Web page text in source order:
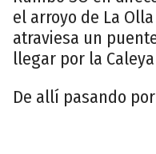
el arroyo de La
atraviesa un
llegar por la
De allí pasando